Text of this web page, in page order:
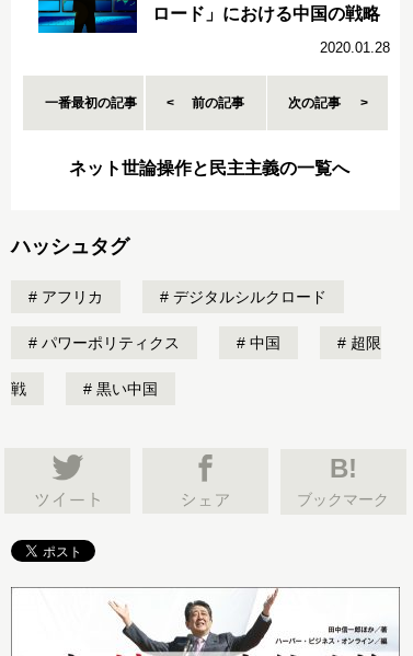
ロード」における中国の戦略
2020.01.28
一番最初の記事 前の記事 次の記事
ネット世論操作と民主主義の一覧へ
ハッシュタグ
アフリカ デジタルシルクロード
パワーポリティクス 中国 超限
戦 黒い中国
B!
ブックマーク